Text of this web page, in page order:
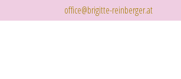
office@brigitte-reinberger.at